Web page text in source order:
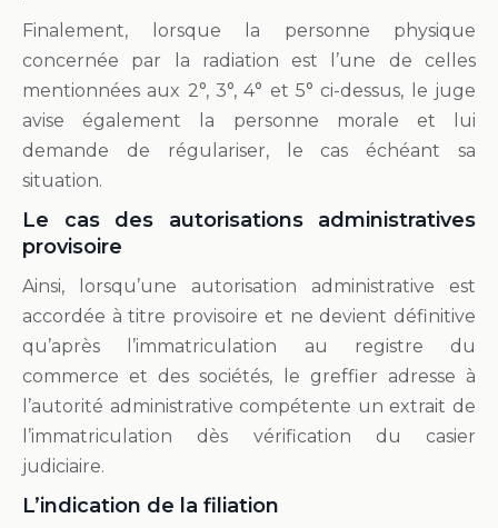
Finalement, lorsque la personne physique
concernée par la radiation est l’une de celles
mentionnées aux 2°, 3°, 4° et 5° ci-dessus, le juge
avise également la personne morale et lui
demande de régulariser, le cas échéant sa
situation.
Le cas des autorisations administratives
provisoire
Ainsi, lorsqu’une autorisation administrative est
accordée à titre provisoire et ne devient définitive
qu’après l’immatriculation au registre du
commerce et des sociétés, le greffier adresse à
l’autorité administrative compétente un extrait de
l’immatriculation dès vérification du casier
judiciaire.
L’indication de la filiation